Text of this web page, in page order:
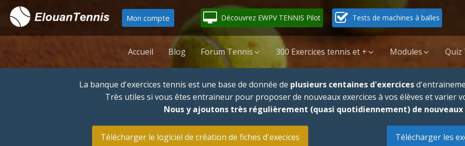
Mon compte Découvrez EWPV TENNIS Pilot Tests de machines à balles
Accueil Blog Forum Tennis 300 Exercices tennis et + Modules Quiz
La banque d'exercices tennis est une base de donnée de plusieurs centaines d'exercices
Très utiles si vous êtes entraineur pour proposer de nouveaux exercices à vos élèves et varier
Nous y ajoutons très régulièrement (quasi quotidiennement) de nouveaux
Télécharger le logiciel de création de fiches d'execices Télécharger les